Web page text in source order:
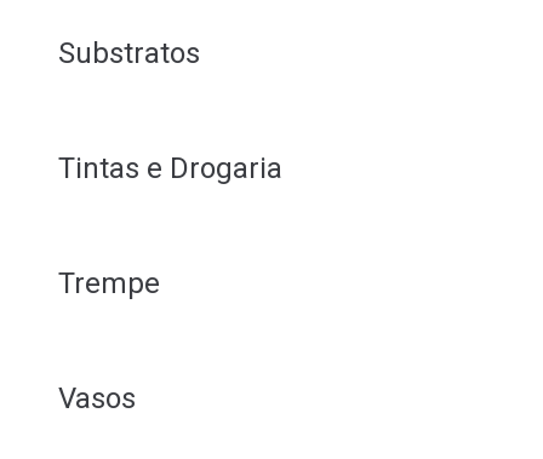
Substratos
Tintas e Drogaria
Trempe
Vasos